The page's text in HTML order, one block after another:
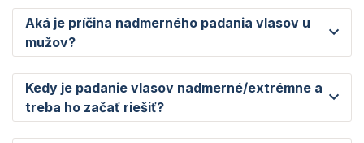
Aká je príčina nadmerného padania vlasov u
mužov?
Kedy je padanie vlasov nadmerné/extrémne a
treba ho začať riešiť?